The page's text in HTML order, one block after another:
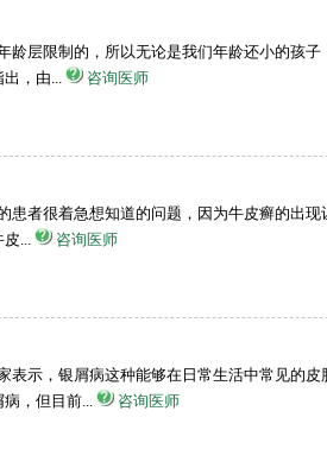
龄层限制的，所以无论是我们年龄还小的孩子
，由...
咨询医师
患者很着急想知道的问题，因为牛皮癣的出现
...
咨询医师
表示，银屑病这种能够在日常生活中常见的皮
，但目前...
咨询医师